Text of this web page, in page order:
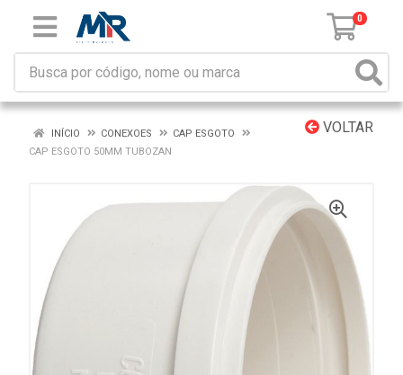
0
VOLTAR
INÍCIO CONEXOES
CAP ESGOTO
CAP ESGOTO 50MM TUBOZAN